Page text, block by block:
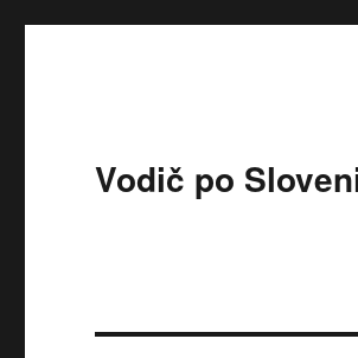
Vodič po